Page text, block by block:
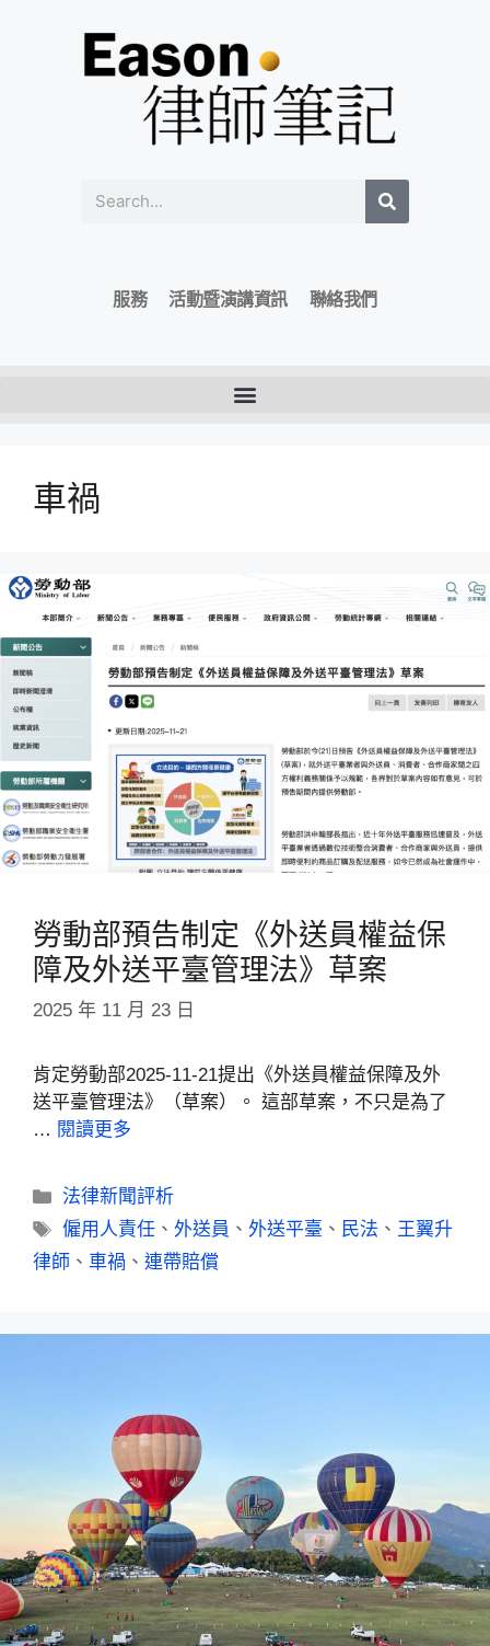
服務 活動暨演講資訊 聯絡我們
車禍
勞動部預告制定《外送員權益保
障及外送平臺管理法》草案
2025 年 11 月 23 日
肯定勞動部2025-11-21提出《外送員權益保障及外
送平臺管理法》（草案）。 這部草案，不只是為了
… 閱讀更多
法律新聞評析
僱用人責任 、外送員 、外送平臺 、 民法 、 王翼升
律師 、 車禍 、 連帶賠償